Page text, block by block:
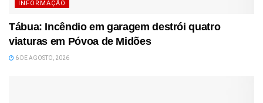
INFORMAÇÃO
Tábua: Incêndio em garagem destrói quatro
viaturas em Póvoa de Midões
6 DE AGOSTO, 2026